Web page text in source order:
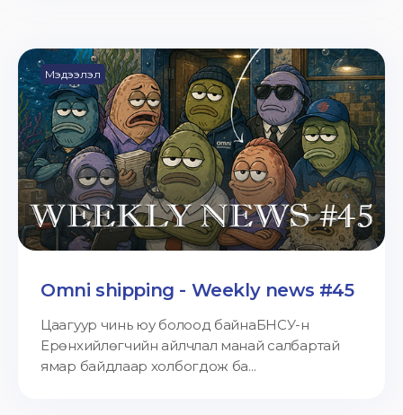
Мэдээлэл
Omni shipping - Weekly news #45
Цаагуур чинь юу болоод байнаБНСУ-н
Ерөнхийлөгчийн айлчлал манай салбартай
ямар байдлаар холбогдож ба...